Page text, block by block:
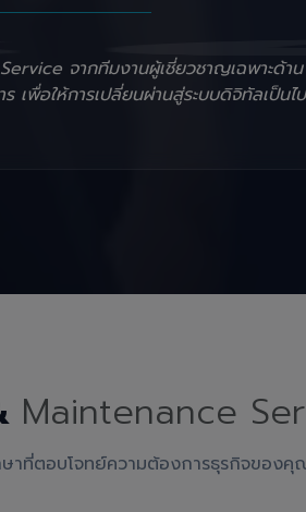
จากทีมงานผู้เชี่ยวชาญเฉพาะด้า
เพื่อให้การเปลี่ยนผ่านสู่ระบบดิจิทัลเป็นไ
Maintenance
ษาที่ตอบโจทย์ความต้องการธุรกิจของ